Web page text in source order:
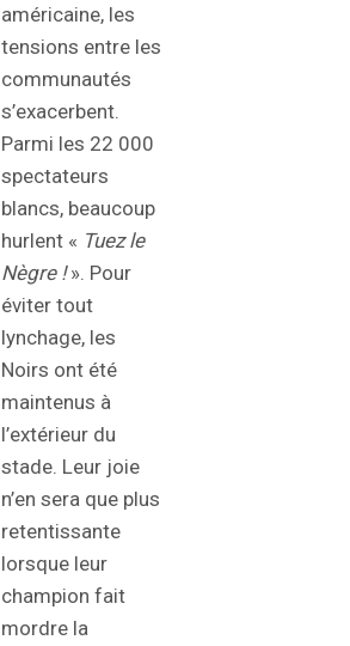
américaine, les
tensions entre les
communautés
s’exacerbent.
Parmi les 22 000
spectateurs
blancs, beaucoup
hurlent « Tuez le
Nègre !». Pour
éviter tout
lynchage, les
Noirs ont été
maintenus à
l’extérieur du
stade. Leur joie
n’en sera que plus
retentissante
lorsque leur
champion fait
mordre la